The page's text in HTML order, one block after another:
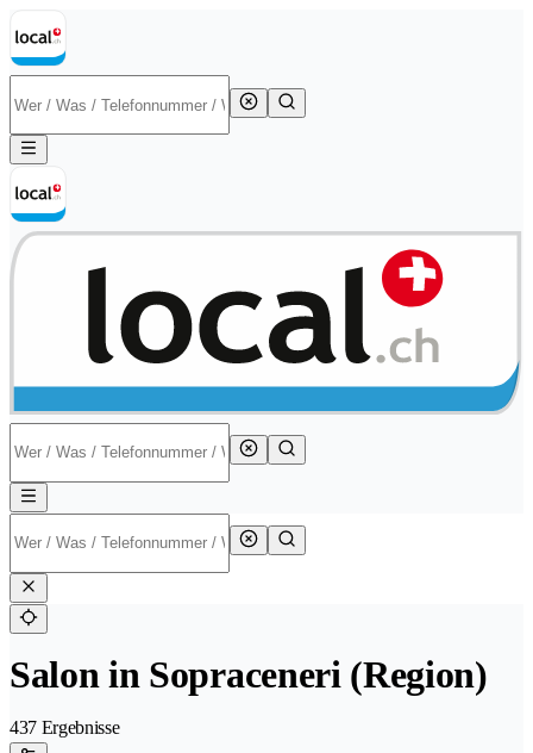
Salon in Sopraceneri (Region)
437 Ergebnisse